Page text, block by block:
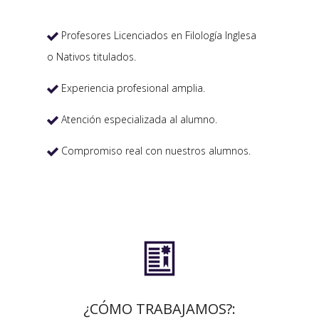
 Profesores Licenciados en Filología Inglesa
o Nativos titulados.
 Experiencia profesional amplia.
 Atención especializada al alumno.
 Compromiso real con nuestros alumnos.

¿CÓMO TRABAJAMOS?: